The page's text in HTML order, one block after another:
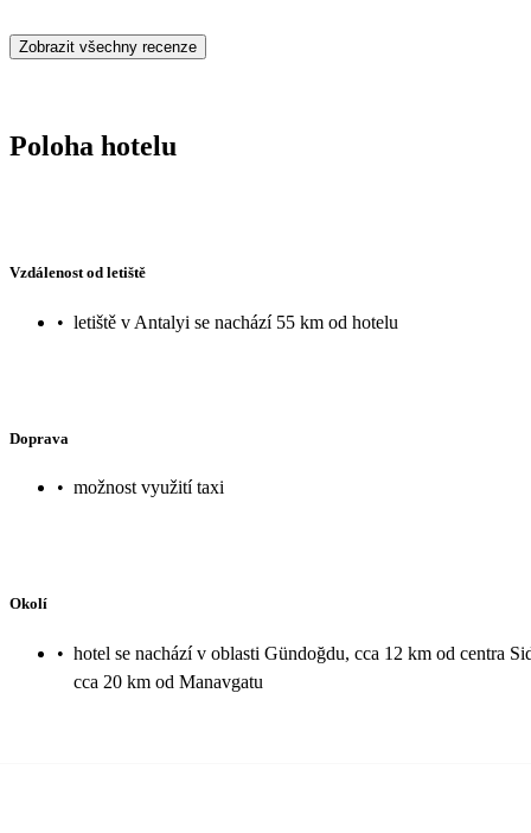
Zobrazit všechny recenze
Poloha hotelu
Vzdálenost od letiště
• letiště v Antalyi se nachází 55 km od hotelu
Doprava
• možnost využití taxi
Okolí
• hotel se nachází v oblasti Gündoğdu, cca 12 km od centra
cca 20 km od Manavgatu